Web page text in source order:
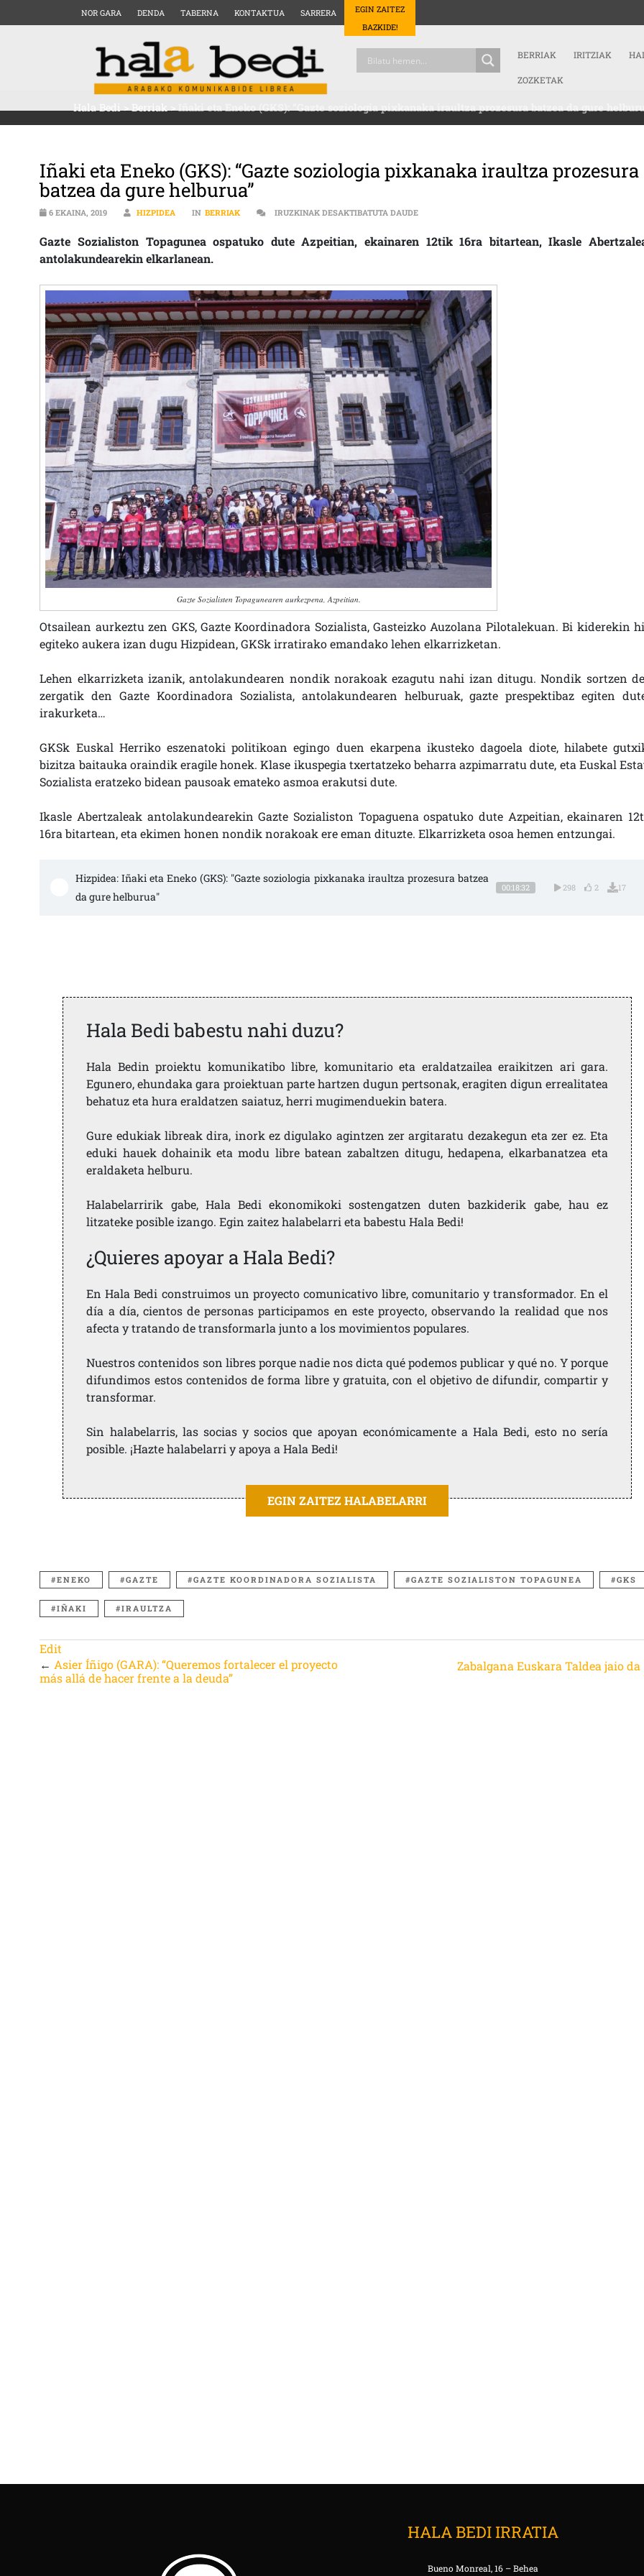
NOR GARA DENDA TABERNA KONTAKTUA SARRERA
EGIN ZAITEZ
BAZKIDE!
BERRIAK IRITZIAK
ZOZKETAK
Hala Bedi>Berriak>Iñaki eta Eneko (GKS): “Gazte soziologia pixkanaka iraultza prozesura batzea da gure
Iñaki eta Eneko (GKS): “Gazte soziologia pixkanaka iraultza prozesura
batzea da gure helburua”
6 EKAINA, 2019 HIZPIDEA IN BERRIAK IRUZKINAK DESAKTIBATUTA DAUDEIÑAKI ETA ENEKO (GKS): “GAZTE SOZIOLOGIA
Gazte Sozialiston Topagunea ospatuko dute Azpeitian, ekainaren 12tik 16ra bitartean, Ikasle
antolakundearekin elkarlanean.
Gazte Sozialisten Topagunearen aurkezpena, Azpeitian.
Otsailean aurkeztu zen GKS, Gazte Koordinadora Sozialista, Gasteizko Auzolana Pilotalekuan. Bi kiderekin
egiteko aukera izan dugu Hizpidean, GKSk irratirako emandako lehen elkarrizketan.
Lehen elkarrizketa izanik, antolakundearen nondik norakoak ezagutu nahi izan ditugu. Nondik sortzen
zergatik den Gazte Koordinadora Sozialista, antolakundearen helburuak, gazte prespektibaz egiten
irakurketa…
GKSk Euskal Herriko eszenatoki politikoan egingo duen ekarpena ikusteko dagoela diote, hilabete
bizitza baitauka oraindik eragile honek. Klase ikuspegia txertatzeko beharra azpimarratu dute, eta Euskal
Sozialista eratzeko bidean pausoak emateko asmoa erakutsi dute.
Ikasle Abertzaleak antolakundearekin Gazte Sozialiston Topaguena ospatuko dute Azpeitian, ekainaren
16ra bitartean, eta ekimen honen nondik norakoak ere eman dituzte. Elkarrizketa osoa hemen entzungai.
Hizpidea: Iñaki eta Eneko (GKS): "Gazte soziologia pixkanaka iraultza prozesura batzea
da gure helburua"
00:18:32 298 2 17
Hala Bedi babestu nahi duzu?
Hala Bedin proiektu komunikatibo libre, komunitario eta eraldatzailea eraikitzen ari gara.
Egunero, ehundaka gara proiektuan parte hartzen dugun pertsonak, eragiten digun errealitatea
behatuz eta hura eraldatzen saiatuz, herri mugimenduekin batera.
Gure edukiak libreak dira, inork ez digulako agintzen zer argitaratu dezakegun eta zer ez. Eta
eduki hauek dohainik eta modu libre batean zabaltzen ditugu, hedapena, elkarbanatzea eta
eraldaketa helburu.
Halabelarririk gabe, Hala Bedi ekonomikoki sostengatzen duten bazkiderik gabe, hau ez
litzateke posible izango. Egin zaitez halabelarri eta babestu Hala Bedi!
¿Quieres apoyar a Hala Bedi?
En Hala Bedi construimos un proyecto comunicativo libre, comunitario y transformador. En el
día a día, cientos de personas participamos en este proyecto, observando la realidad que nos
afecta y tratando de transformarla junto a los movimientos populares.
Nuestros contenidos son libres porque nadie nos dicta qué podemos publicar y qué no. Y porque
difundimos estos contenidos de forma libre y gratuita, con el objetivo de difundir, compartir y
transformar.
Sin halabelarris, las socias y socios que apoyan económicamente a Hala Bedi, esto no sería
posible. ¡Hazte halabelarri y apoya a Hala Bedi!
EGIN ZAITEZ HALABELARRI
ENEKO GAZTE GAZTE KOORDINADORA SOZIALISTA GAZTE SOZIALISTON TOPAGUNEA GKS
IÑAKI IRAULTZA
Edit
← Asier Íñigo (GARA): “Queremos fortalecer el proyecto
más allá de hacer frente a la deuda”
Zabalgana Euskara Taldea jaio da
HALA BEDI IRRATIA
Bueno Monreal, 16 – Behea